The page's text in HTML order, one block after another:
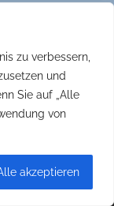
zu verbessern,
und
Sie auf „Alle
von
akzeptieren